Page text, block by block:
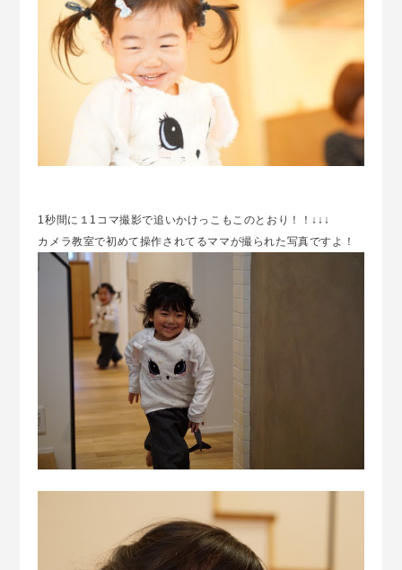
1秒間に１1コマ撮影で追いかけっこもこのとおり！！↓↓↓
カメラ教室で初めて操作されてるママが撮られた写真ですよ！